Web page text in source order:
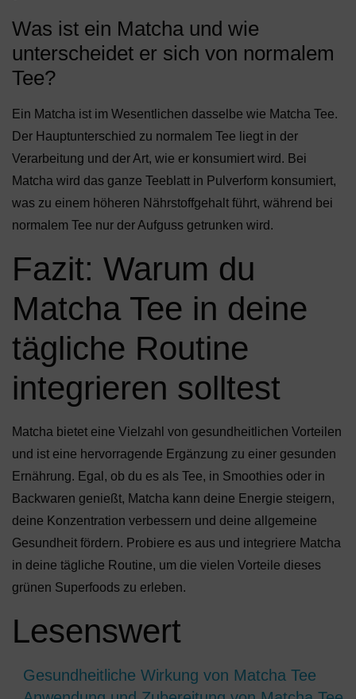
Was ist ein Matcha und wie
unterscheidet er sich von normalem
Tee?
Ein Matcha ist im Wesentlichen dasselbe wie Matcha Tee.
Der Hauptunterschied zu normalem Tee liegt in der
Verarbeitung und der Art, wie er konsumiert wird. Bei
Matcha wird das ganze Teeblatt in Pulverform konsumiert,
was zu einem höheren Nährstoffgehalt führt, während bei
normalem Tee nur der Aufguss getrunken wird.
Fazit: Warum du
Matcha Tee in deine
tägliche Routine
integrieren solltest
Matcha bietet eine Vielzahl von gesundheitlichen Vorteilen
und ist eine hervorragende Ergänzung zu einer gesunden
Ernährung. Egal, ob du es als Tee, in Smoothies oder in
Backwaren genießt, Matcha kann deine Energie steigern,
deine Konzentration verbessern und deine allgemeine
Gesundheit fördern. Probiere es aus und integriere Matcha
in deine tägliche Routine, um die vielen Vorteile dieses
grünen Superfoods zu erleben.
Lesenswert
Gesundheitliche Wirkung von Matcha Tee